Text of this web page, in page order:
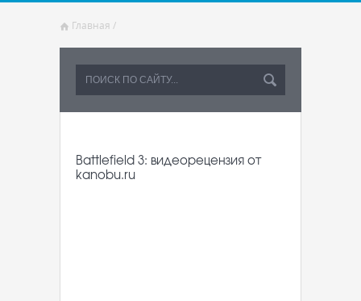
Главная /
Battlefield 3: видеорецензия от
kanobu.ru